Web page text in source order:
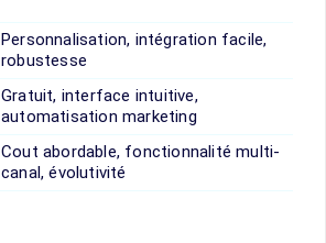
Personnalisation, intégration facile,
robustesse
Gratuit, interface intuitive,
automatisation marketing
Cout abordable, fonctionnalité multi-
canal, évolutivité